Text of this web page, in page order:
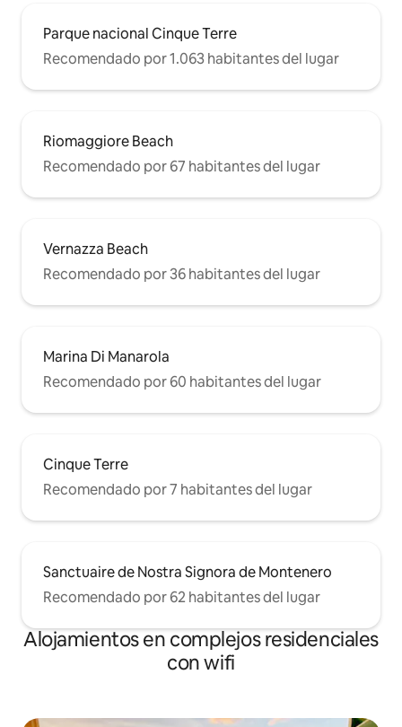
Parque nacional Cinque Terre
Recomendado por 1.063 habitantes del lugar
Riomaggiore Beach
Recomendado por 67 habitantes del lugar
Vernazza Beach
Recomendado por 36 habitantes del lugar
Marina Di Manarola
Recomendado por 60 habitantes del lugar
Cinque Terre
Recomendado por 7 habitantes del lugar
Sanctuaire de Nostra Signora de Montenero
Recomendado por 62 habitantes del lugar
Alojamientos en complejos residenciales
con wifi